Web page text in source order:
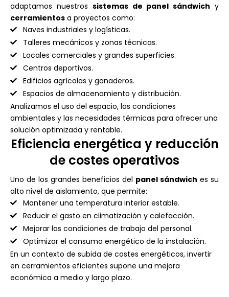
adaptamos nuestros sistemas de panel sándwich y
cerramientos a proyectos como:
Naves industriales y logísticas.
Talleres mecánicos y zonas técnicas.
Locales comerciales y grandes superficies.
Centros deportivos.
Edificios agrícolas y ganaderos.
Espacios de almacenamiento y distribución.
Analizamos el uso del espacio, las condiciones
ambientales y las necesidades térmicas para ofrecer una
solución optimizada y rentable.
Eficiencia energética y reducción
de costes operativos
Uno de los grandes beneficios del panel sándwich es su
alto nivel de aislamiento, que permite:
Mantener una temperatura interior estable.
Reducir el gasto en climatización y calefacción.
Mejorar las condiciones de trabajo del personal.
Optimizar el consumo energético de la instalación.
En un contexto de subida de costes energéticos, invertir
en cerramientos eficientes supone una mejora
económica a medio y largo plazo.